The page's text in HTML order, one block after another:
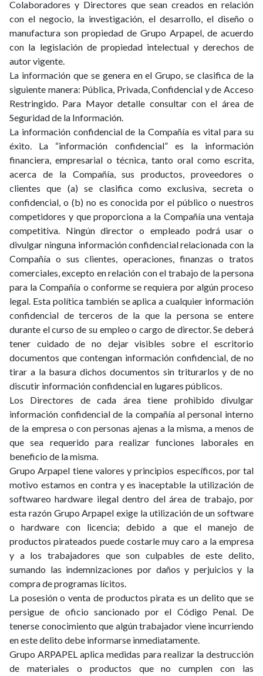
Colaboradores y Directores que sean creados en relación
con el negocio, la investigación, el desarrollo, el diseño o
manufactura son propiedad de Grupo Arpapel, de acuerdo
con la legislación de propiedad intelectual y derechos de
autor vigente.
La información que se genera en el Grupo, se clasifica de la
siguiente manera: Pública, Privada, Confidencial y de Acceso
Restringido. Para Mayor detalle consultar con el área de
Seguridad de la Información.
La información confidencial de la Compañía es vital para su
éxito. La “información confidencial” es la información
financiera, empresarial o técnica, tanto oral como escrita,
acerca de la Compañía, sus productos, proveedores o
clientes que (a) se clasifica como exclusiva, secreta o
confidencial, o (b) no es conocida por el público o nuestros
competidores y que proporciona a la Compañía una ventaja
competitiva. Ningún director o empleado podrá usar o
divulgar ninguna información confidencial relacionada con la
Compañía o sus clientes, operaciones, finanzas o tratos
comerciales, excepto en relación con el trabajo de la persona
para la Compañía o conforme se requiera por algún proceso
legal. Esta política también se aplica a cualquier información
confidencial de terceros de la que la persona se entere
durante el curso de su empleo o cargo de director. Se deberá
tener cuidado de no dejar visibles sobre el escritorio
documentos que contengan información confidencial, de no
tirar a la basura dichos documentos sin triturarlos y de no
discutir información confidencial en lugares públicos.
Los Directores de cada área tiene prohibido divulgar
información confidencial de la compañía al personal interno
de la empresa o con personas ajenas a la misma, a menos de
que sea requerido para realizar funciones laborales en
beneficio de la misma.
Grupo Arpapel tiene valores y principios específicos, por tal
motivo estamos en contra y es inaceptable la utilización de
softwareo hardware ilegal dentro del área de trabajo, por
esta razón Grupo Arpapel exige la utilización de un software
o hardware con licencia; debido a que el manejo de
productos pirateados puede costarle muy caro a la empresa
y a los trabajadores que son culpables de este delito,
sumando las indemnizaciones por daños y perjuicios y la
compra de programas lícitos.
La posesión o venta de productos pirata es un delito que se
persigue de oficio sancionado por el Código Penal. De
tenerse conocimiento que algún trabajador viene incurriendo
en este delito debe informarse inmediatamente.
Grupo ARPAPEL aplica medidas para realizar la destrucción
de materiales o productos que no cumplen con las